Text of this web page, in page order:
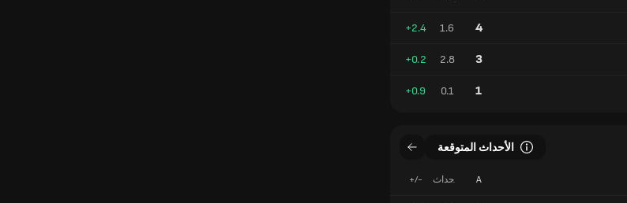
4
1.6
+2.4
3
2.8
+0.2
1
0.1
+0.9
الأحداث المتوقعة
A
الأحداث
+/-